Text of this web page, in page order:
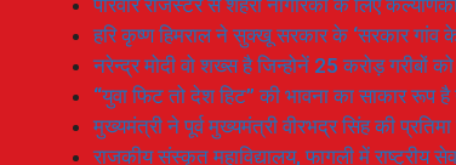
परिवार रजिस्टर से शहरी नागरिकों के लिए
हरि कृष्ण हिमराल ने सुक्खू सरकार के ‘सरकार गांव के
नरेन्द्र मोदी वो शख्स है जिन्होनें 25 करोड़ गरीबों
“युवा फिट तो देश हिट” की भावना का साकार रूप
मुख्यमंत्री ने पूर्व मुख्यमंत्री वीरभद्र सिंह की
राजकीय संस्कृत महाविद्यालय, फागली में राष्ट्रीय